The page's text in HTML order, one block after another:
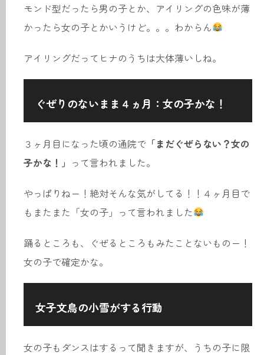
モンド型だったら男の子とか、アイリングの色味が薄
かったら女の子とかいうけど。。。わからん
アイリングだってヒナのうちは大体薄いしね。
ぐぜりのないまま４ヵ月：女の子かな！
３ヶ月目になった頃の通院で 「まだぐぜらない？女の
子かな！」 って言われました。
やっぱりねー！絶対そんな気がしてる！！４ヶ月目で
もまたまた「女の子」って言われました
踊るところも、ぐぜるところもみたことないものー！
女の子で確定かな。
女子文鳥の小雪がする行動
女の子もダンスはするって聞きますが、うちの子に限